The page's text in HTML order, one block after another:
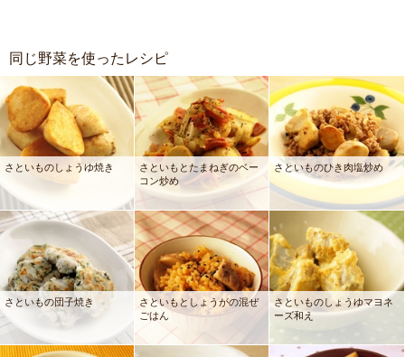
同じ野菜を使ったレシピ
さといものしょうゆ焼き
さといもとたまねぎのベー
コン炒め
さといものひき肉塩炒め
さといもの団子焼き
さといもとしょうがの混ぜ
ごはん
さといものしょうゆマヨネ
ーズ和え